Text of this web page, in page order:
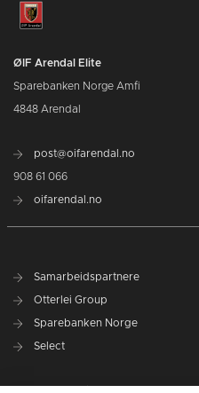
ØIF Arendal Elite
Sparebanken Norge Amfi
4848 Arendal
post@oifarendal.no
908 61 066
oifarendal.no
Samarbeidspartnere
Otterlei Group
Sparebanken Norge
Select